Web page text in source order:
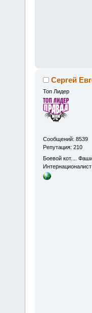
Сергей
Топ Лидер
Сообщений: 8539
Репутация: 210
Боевой кот....
Интернационалист